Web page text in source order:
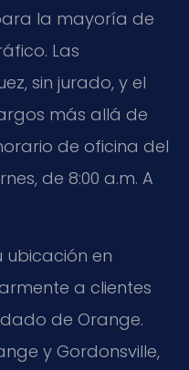
la mayoría de
Las
sin jurado, y el
más allá de
de oficina del
de 8:00 a.m. A
ubicación en
a clientes
de Orange.
y Gordonsville,